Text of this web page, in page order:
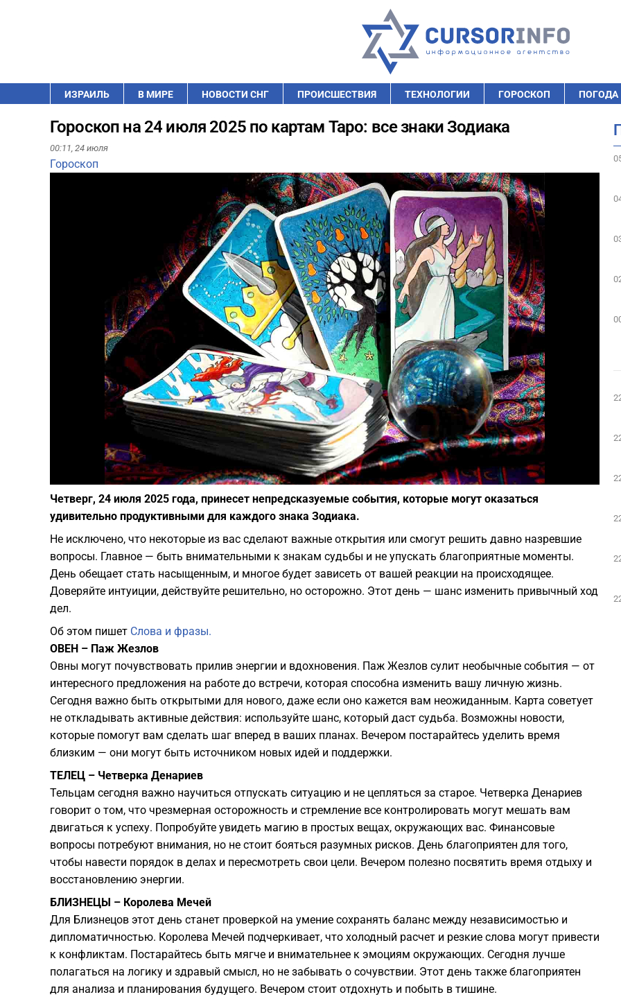
ИЗРАИЛЬ В МИРЕ НОВОСТИ СНГ ПРОИСШЕСТВИЯ ТЕХНОЛОГИИ ГОРОСКОП ПОГОДА
Гороскоп на 24 июля 2025 по картам Таро: все знаки Зодиака
00:11, 24 июля
Гороскоп
Фото: depositphotos.com
Четверг, 24 июля 2025 года, принесет непредсказуемые события, которые могут оказаться
удивительно продуктивными для каждого знака Зодиака.
Не исключено, что некоторые из вас сделают важные открытия или смогут решить давно назревшие
вопросы. Главное — быть внимательными к знакам судьбы и не упускать благоприятные моменты.
День обещает стать насыщенным, и многое будет зависеть от вашей реакции на происходящее.
Доверяйте интуиции, действуйте решительно, но осторожно. Этот день — шанс изменить привычный ход
дел.
Об этом пишет Слова и фразы.
ОВЕН – Паж Жезлов
Овны могут почувствовать прилив энергии и вдохновения. Паж Жезлов сулит необычные события — от
интересного предложения на работе до встречи, которая способна изменить вашу личную жизнь.
Сегодня важно быть открытыми для нового, даже если оно кажется вам неожиданным. Карта советует
не откладывать активные действия: используйте шанс, который даст судьба. Возможны новости,
которые помогут вам сделать шаг вперед в ваших планах. Вечером постарайтесь уделить время
близким — они могут быть источником новых идей и поддержки.
ТЕЛЕЦ – Четверка Денариев
Тельцам сегодня важно научиться отпускать ситуацию и не цепляться за старое. Четверка Денариев
говорит о том, что чрезмерная осторожность и стремление все контролировать могут мешать вам
двигаться к успеху. Попробуйте увидеть магию в простых вещах, окружающих вас. Финансовые
вопросы потребуют внимания, но не стоит бояться разумных рисков. День благоприятен для того,
чтобы навести порядок в делах и пересмотреть свои цели. Вечером полезно посвятить время отдыху и
восстановлению энергии.
БЛИЗНЕЦЫ – Королева Мечей
Для Близнецов этот день станет проверкой на умение сохранять баланс между независимостью и
дипломатичностью. Королева Мечей подчеркивает, что холодный расчет и резкие слова могут привести
к конфликтам. Постарайтесь быть мягче и внимательнее к эмоциям окружающих. Сегодня лучше
полагаться на логику и здравый смысл, но не забывать о сочувствии. Этот день также благоприятен
для анализа и планирования будущего. Вечером стоит отдохнуть и побыть в тишине.